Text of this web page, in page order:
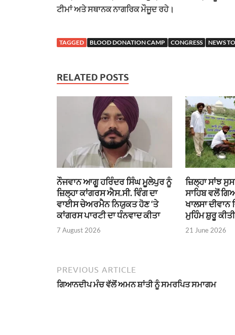
ਟੀਮਾਂ ਅਤੇ ਸਥਾਨਕ ਨਾਗਰਿਕ ਮੌਜੂਦ ਰਹੇ।
TAGGED BLOOD DONATION CAMP CONGRESS NEWS
RELATED POSTS
ਨੌਜਵਾਨ ਆਗੂ ਹਰਿੰਦਰ ਸਿੰਘ ਮੂਲੇਪੁਰ ਨੂੰ
ਜ਼ਿਲ੍ਹਾ ਕਾਂਗਰਸ ਐਸ.ਸੀ. ਵਿੰਗ ਦਾ
ਵਾਈਸ ਚੇਅਰਮੈਨ ਨਿਯੁਕਤ ਹੋਣ ‘ਤੇ
ਕਾਂਗਰਸ ਪਾਰਟੀ ਦਾ ਧੰਨਵਾਦ ਕੀਤਾ
7 August 2026
ਜ਼ਿਲ੍ਹਾ ਸਾਂਝ
ਸਾਹਿਬ ਵਲੋਂ
ਖਾਲਸਾ
ਮੁਹਿੰਮ ਸ਼ੁਰੂ ਕੀਤੀ
21 June 2026
PREVIOUS ARTICLE
ਗਿਆਨਦੀਪ ਮੰਚ ਵੱਲੋਂ ਅਮਨ ਸ਼ਾਂਤੀ ਨੂੰ ਸਮਰਪਿਤ ਸਮਾਗਮ